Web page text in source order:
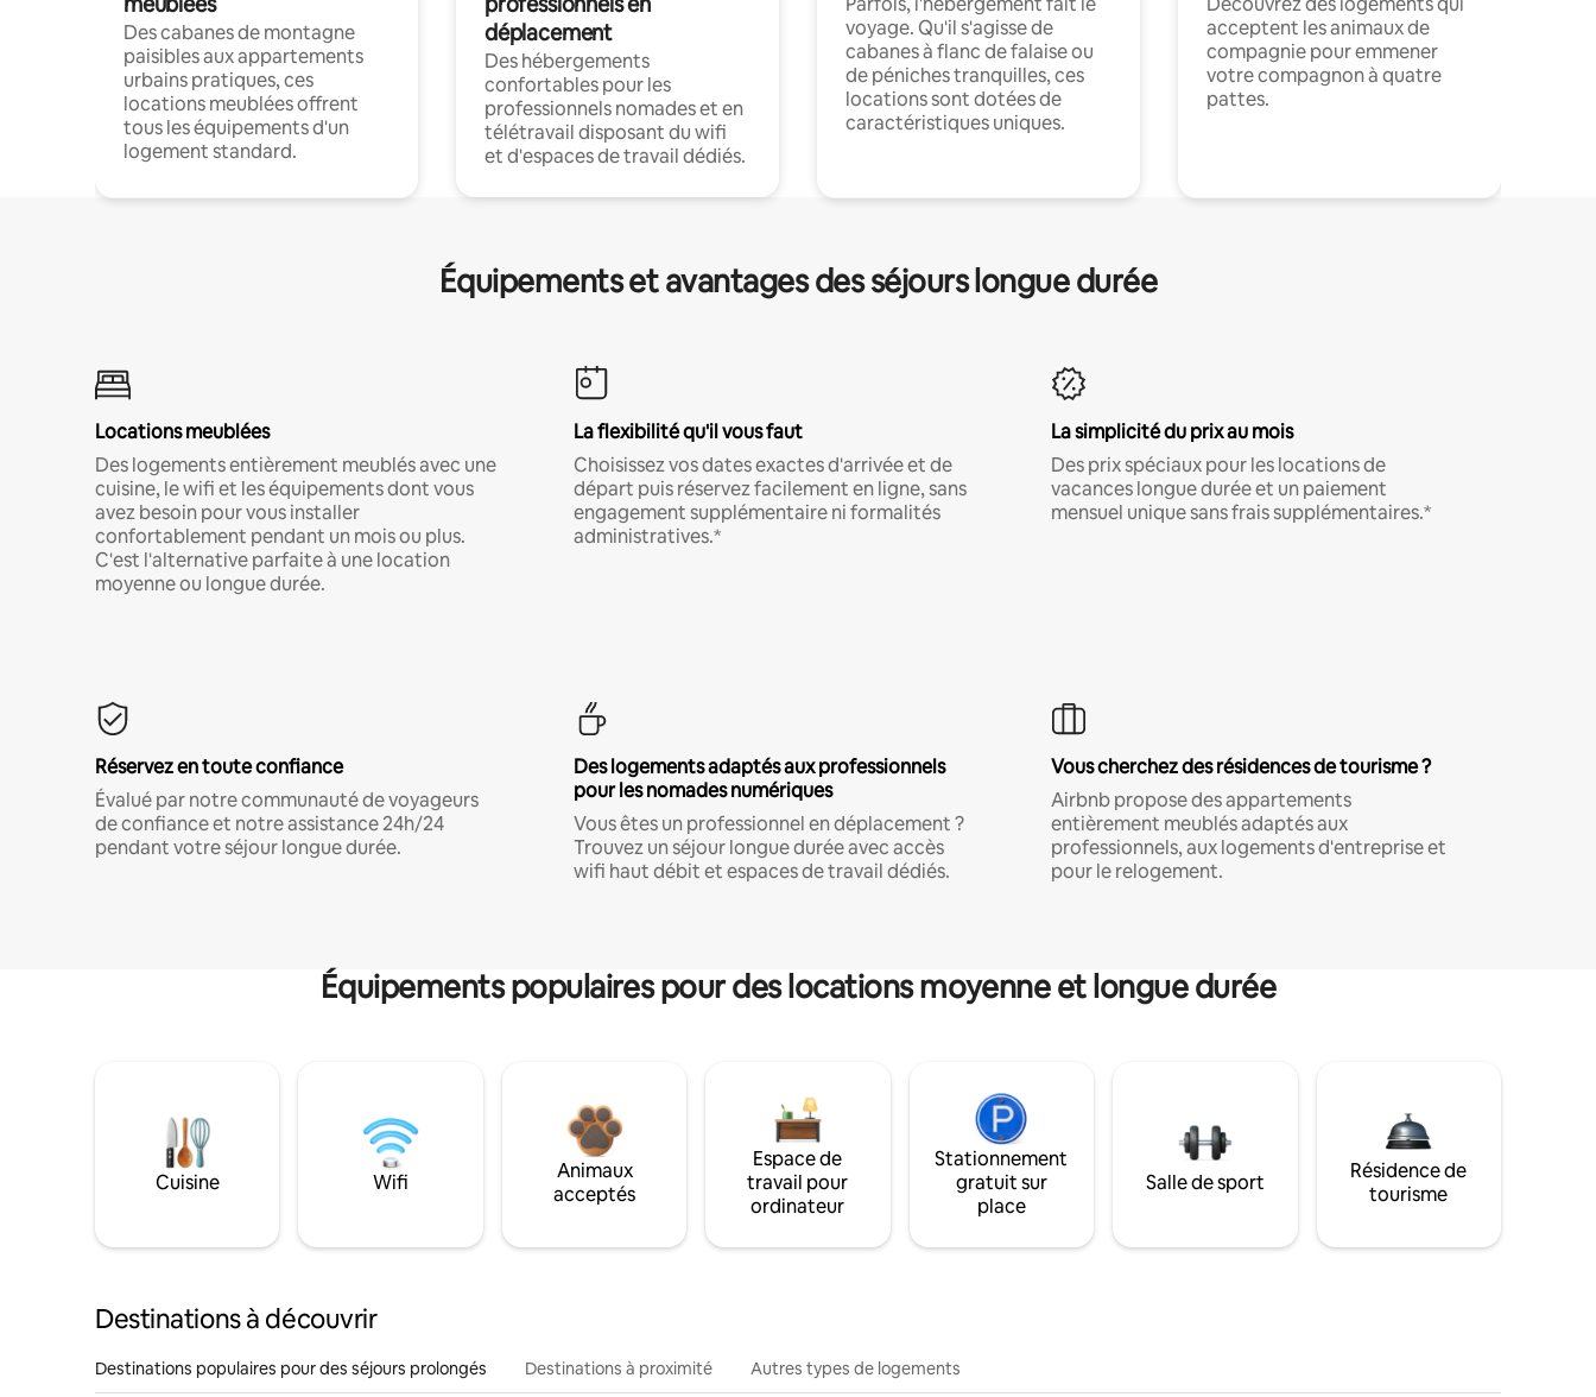
Des cabanes de montagne
paisibles aux appartements
urbains pratiques, ces
locations meublées offrent
tous les équipements d'un
logement standard.
déplacement
Des hébergements
confortables pour les
professionnels nomades et en
télétravail disposant du wifi
et d'espaces de travail dédiés.
voyage. Qu'il s'agisse de
cabanes à flanc de falaise ou
de péniches tranquilles, ces
locations sont dotées de
caractéristiques uniques.
acceptent les animaux de
compagnie pour emmener
votre compagnon à quatre
pattes.
Équipements et avantages des séjours longue durée
Locations meublées
Des logements entièrement meublés avec une
cuisine, le wifi et les équipements dont vous
avez besoin pour vous installer
confortablement pendant un mois ou plus.
C'est l'alternative parfaite à une location
moyenne ou longue durée.
La flexibilité qu'il vous faut
Choisissez vos dates exactes d'arrivée et de
départ puis réservez facilement en ligne, sans
engagement supplémentaire ni formalités
administratives.*
La simplicité du prix au mois
Des prix spéciaux pour les locations de
vacances longue durée et un paiement
mensuel unique sans frais supplémentaires.*
Réservez en toute confiance
Évalué par notre communauté de voyageurs
de confiance et notre assistance 24h/24
pendant votre séjour longue durée.
Des logements adaptés aux professionnels
pour les nomades numériques
Vous êtes un professionnel en déplacement ?
Trouvez un séjour longue durée avec accès
wifi haut débit et espaces de travail dédiés.
Vous cherchez des résidences de tourisme ?
Airbnb propose des appartements
entièrement meublés adaptés aux
professionnels, aux logements d'entreprise et
pour le relogement.
Équipements populaires pour des locations moyenne et longue durée
Cuisine Wifi
Animaux
acceptés
Espace de
travail pour
ordinateur
Stationnement
gratuit sur
place
Salle de sport
Résidence de
tourisme
Destinations à découvrir
Destinations populaires pour des séjours prolongés Destinations à proximité Autres types de logements